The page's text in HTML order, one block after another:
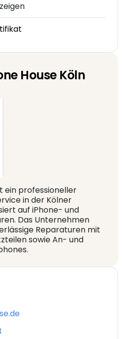
House Köln
ein professioneller
in der Kölner
auf iPhone- und
Das Unternehmen
Reparaturen mit
sowie An- und